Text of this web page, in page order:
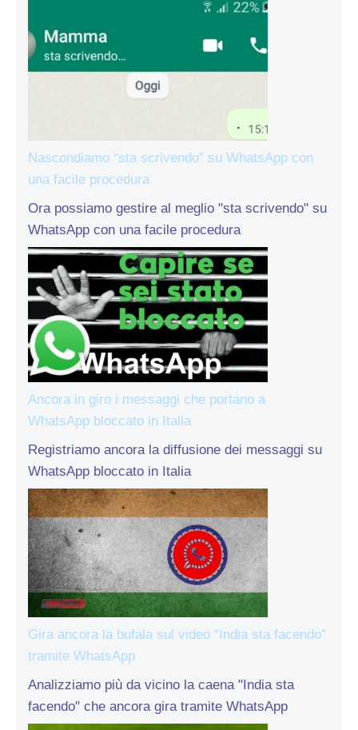
Nascondiamo “sta scrivendo” su WhatsApp con
una facile procedura
Ora possiamo gestire al meglio "sta scrivendo" su
WhatsApp con una facile procedura
Ancora in giro i messaggi che portano a
WhatsApp bloccato in Italia
Registriamo ancora la diffusione dei messaggi su
WhatsApp bloccato in Italia
Gira ancora la bufala sul video “India sta facendo”
tramite WhatsApp
Analizziamo più da vicino la caena "India sta
facendo" che ancora gira tramite WhatsApp